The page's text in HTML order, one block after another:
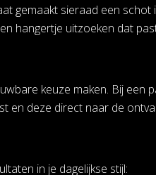
gemaakt sieraad een
hangertje uitzoeken dat
keuze maken. Bij een
en deze direct naar de
in je dagelijkse stijl: